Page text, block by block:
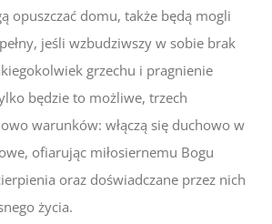
opuszczać domu, także będą mogli
jeśli wzbudziwszy w sobie brak
grzechu i pragnienie
będzie to możliwe, trzech
warunków: włączą się duchowo w
ofiarując miłosiernemu Bogu
oraz doświadczane przez nich
życia.